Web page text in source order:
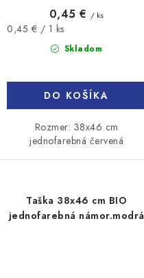
Skladom
0,45 € / ks
Jednotková
0,45 € / 1 ks
DO KOŠÍKA
Rozmer: 38x46 cm
jednofarebná červená
Taška 38x46 cm BIO
jednofarebná námor.modrá